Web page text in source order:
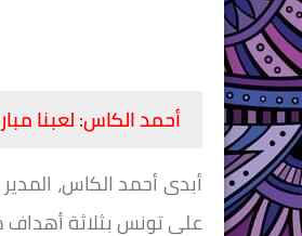
أحمد الكاس: لعبنا
على تونس بثلاثة